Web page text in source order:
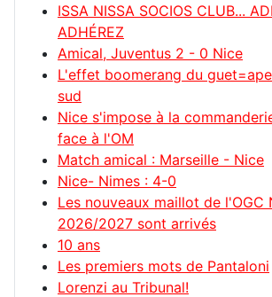
ISSA NISSA SOCIOS CLUB...
ADHÉREZ
Amical, Juventus 2 - 0 Nice
L'effet boomerang du
sud
Nice s'impose à la
face à l'OM
Match amical : Marseille - Nice
Nice- Nimes : 4-0
Les nouveaux maillot de l'OGC
2026/2027 sont arrivés
10 ans
Les premiers mots de Pantaloni
Lorenzi au Tribunal!